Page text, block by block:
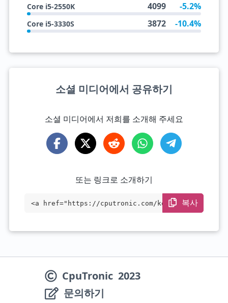
Core i5-2550K 4099 -5.2%
Core i5-3330S 3872 -10.4%
소셜 미디어에서 공유하기
소셜 미디어에서 저희를 소개해 주세요
또는 링크로 소개하기
<a href="https://cputronic.com/ko/cpu/in
복사
CpuTronic 2023
문의하기